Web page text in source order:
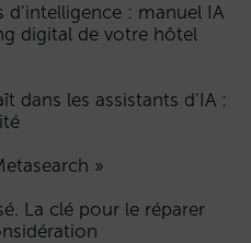
: manuel IA
digital de votre hôtel
dans les assistants d’IA :
»
La clé pour le réparer